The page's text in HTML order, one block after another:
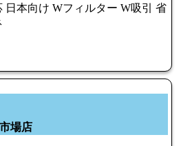
日本向け Wフィルター W吸引 省
場店